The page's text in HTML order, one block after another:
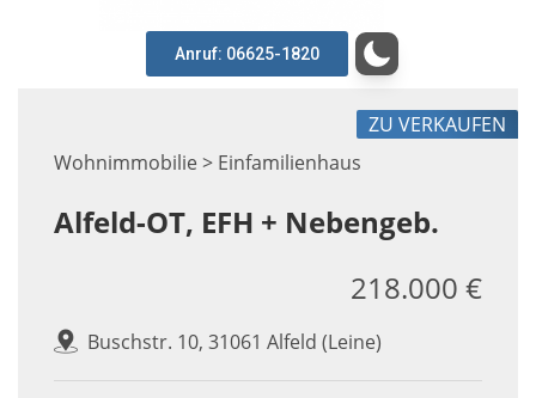
Anruf: 06625-1820
Wohnimmobilie > Einfamilienhaus
ZU VERKAUFEN
Alfeld-OT, EFH + Nebengeb.
Buschstr. 10, 31061 Alfeld (Leine)
218.000 €